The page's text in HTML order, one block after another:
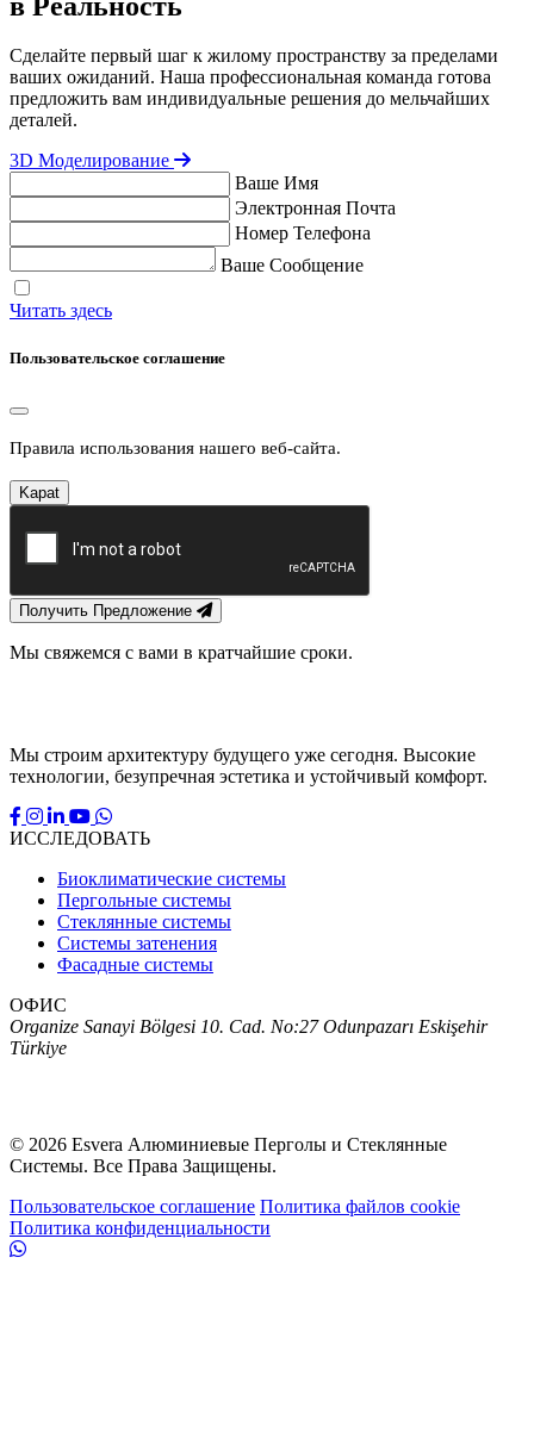
Сделайте первый шаг к жилому пространству за пределами
ваших ожиданий. Наша профессиональная команда готова
предложить вам индивидуальные решения до мельчайших
деталей.
3D Моделирование
Ваше Имя
Электронная Почта
Номер Телефона
Ваше Сообщение
Читать здесь
Пользовательское соглашение
Правила использования нашего веб-сайта.
Kapat
Получить Предложение
Мы свяжемся с вами в кратчайшие сроки.
Мы строим архитектуру будущего уже сегодня. Высокие
технологии, безупречная эстетика и устойчивый комфорт.
ИССЛЕДОВАТЬ
Биоклиматические системы
Пергольные системы
Стеклянные системы
Системы затенения
Фасадные системы
ОФИС
Organize Sanayi Bölgesi 10. Cad. No:27 Odunpazarı Eskişehir
Türkiye
© 2026 Esvera Алюминиевые Перголы и Стеклянные
Системы. Все Права Защищены.
Пользовательское соглашение Политика файлов cookie
Политика конфиденциальности